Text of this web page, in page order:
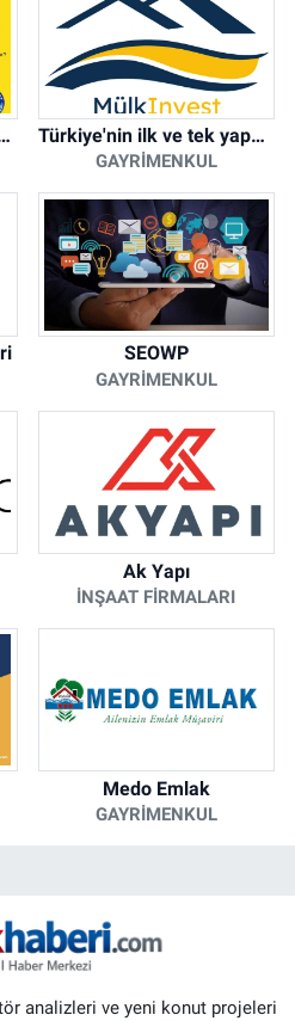
5 Mesleki Yeterlilik Belgesi Türkiye'nin ilk ve tek yapay zeka destekli arsa ilan platformu
GAYRIMENKUL
SEOWP
GAYRIMENKUL
Ak Yapı
İNŞAAT FIRMALARI
Medo Emlak
GAYRIMENKUL
analizleri ve yeni konut projeleri